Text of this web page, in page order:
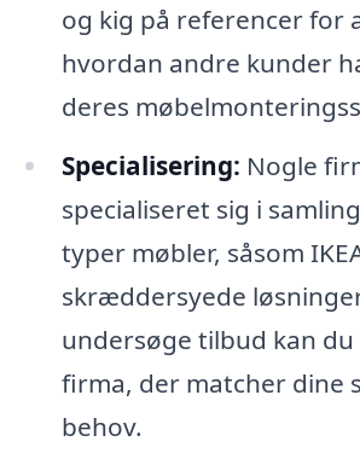
og kig på referencer for
hvordan andre kunder
deres
Specialisering: Nogle
specialiseret sig i
typer møbler, såsom
skræddersyede
undersøge tilbud kan
firma, der matcher dine
behov.